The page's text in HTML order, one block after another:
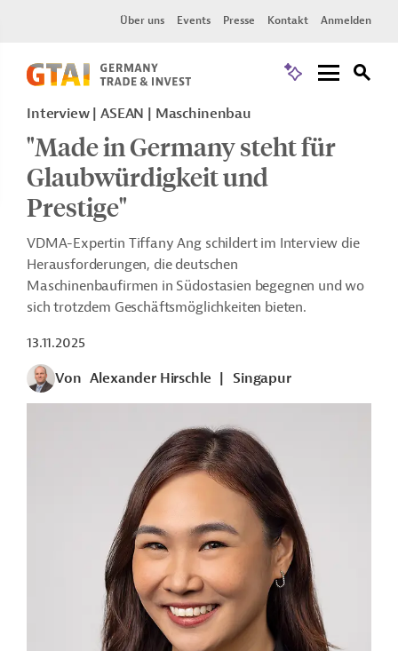
Über uns Events Presse Kontakt Anmelden
Interview | ASEAN | Maschinenbau
"Made in Germany steht für
Glaubwürdigkeit und
Prestige"
VDMA-Expertin Tiffany Ang schildert im Interview die
Herausforderungen, die deutschen
Maschinenbaufirmen in Südostasien begegnen und wo
sich trotzdem Geschäftsmöglichkeiten bieten.
13.11.2025
Von Alexander Hirschle Singapur